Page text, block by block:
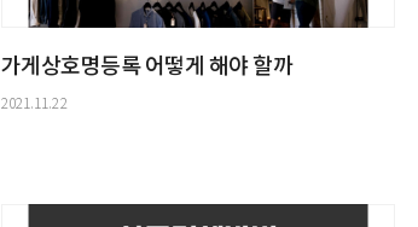
가게상호명등록 어떻게 해야 할까
2021.11.22